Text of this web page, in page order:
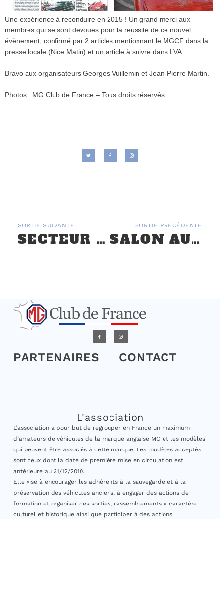
Une expérience à reconduire en 2015 ! Un grand merci aux
membres qui se sont dévoués pour la réussite de ce nouvel
évènement, confirmé par 2 articles mentionnant le MGCF dans la
presse locale (Nice Matin) et un article à suivre dans LVA .
Bravo aux organisateurs Georges Vuillemin et Jean-Pierre Martin.
Photos : MG Club de France – Tous droits réservés
SORTIE SUIVANTE
SECTEUR EST/SUD-EST : SALON INTERNATIONAL EPOQU’AUTO
SORTIE PRÉCÉDENTE
SALON AUTOMÉDON DU BOURGET – SAMEDI 10 ET DIMANCHE 11 OCTOBRE 2015
PARTENAIRES CONTACT
L'association
L’association a pour but de regrouper en France un maximum
d’amateurs de véhicules de la marque anglaise MG et les modèles
qui peuvent être associés à cette marque. Les modèles acceptés
sont ceux dont la date de première mise en circulation est
antérieure au 31/12/2010.
Elle vise à encourager les adhérents à la sauvegarde et à la
préservation des véhicules anciens, à engager des actions de
formation et organiser des sorties, rassemblements à caractère
culturel et historique ainsi que participer à des actions